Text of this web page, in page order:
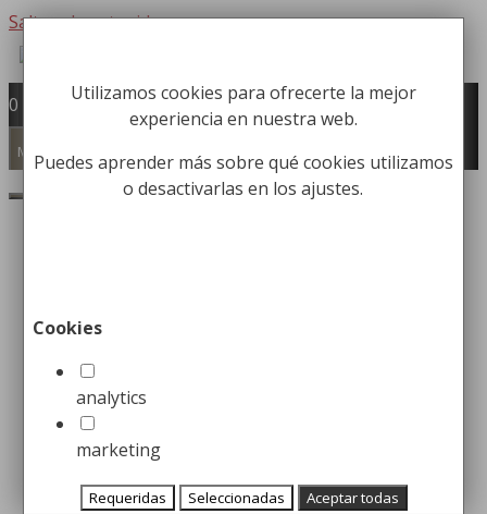
Saltar al contenido
Fabricación y comercialización de
equipamiento para la higiene industrial
Búsqueda de productos
0
Menú
Papelera para Exterior de
Utilizamos cookies para ofrecerte la mejor
experiencia en nuestra web.
Puedes aprender más sobre qué cookies utilizamos
o desactivarlas en los ajustes.
Cookies
analytics
marketing
Requeridas Seleccionadas Aceptar todas